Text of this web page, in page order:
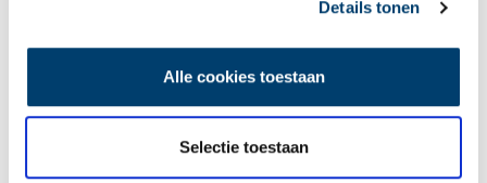
Details tonen
Alle cookies toestaan
Selectie toestaan
De eendenboeten op De Haukes